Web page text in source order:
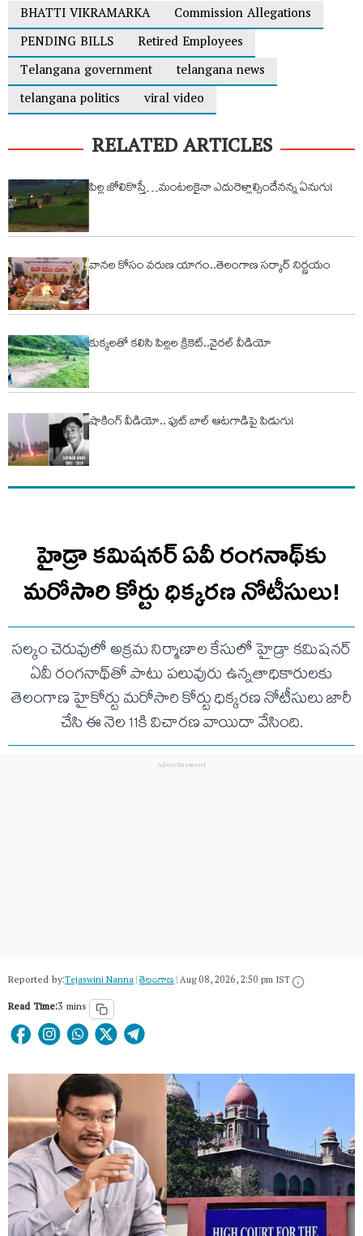
BHATTI VIKRAMARKA
Commission Allegations
PENDING BILLS
Retired Employees
Telangana government
telangana news
telangana politics
viral video
RELATED ARTICLES
పిల్ల జోలికొస్తే…మంటలకైనా ఎదురెళ్లాల్సిందేనన్న ఏనుగు!
వానల కోసం వరుణ యాగం..తెలంగాణ సర్కార్ నిర్ణయం
కుక్కలతో కలిసి పిల్లల క్రికెట్..వైరల్ వీడియో
షాకింగ్ వీడియో.. ఫుట్ బాల్ ఆటగాడిపై పిడుగు!
హైడ్రా కమిషనర్ ఏవీ రంగనాథ్‌కు
మరోసారి కోర్టు ధిక్కరణ నోటీసులు!
సల్కం చెరువులో అక్రమ నిర్మాణాల కేసులో హైడ్రా కమిషనర్
ఏవీ రంగనాథ్‌తో పాటు పలువురు ఉన్నతాధికారులకు
తెలంగాణ హైకోర్టు మరోసారి కోర్టు ధిక్కరణ నోటీసులు జారీ
చేసి ఈ నెల 11కి విచారణ వాయిదా వేసింది.
Reported by:Tejaswini Nanna|తెలంగాణ‌|Aug 08, 2026, 2:50 pm IST
Read Time:3 mins